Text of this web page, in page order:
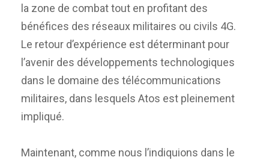
la zone de combat tout en profitant des
bénéfices des réseaux militaires ou civils 4G.
Le retour d’expérience est déterminant pour
l’avenir des développements technologiques
dans le domaine des télécommunications
militaires, dans lesquels Atos est pleinement
impliqué.
Maintenant, comme nous l’indiquions dans le